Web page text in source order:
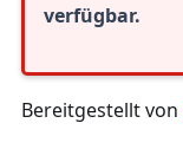
verfügbar.
Bereitgestellt von